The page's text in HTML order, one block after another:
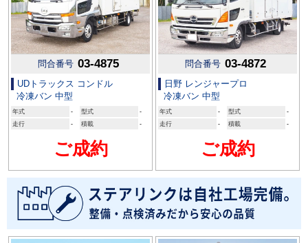
問合番号 03-4875
UDトラックス コンドル
冷凍バン 中型
年式 - 型式
-
走行
- 積載 -
ご成約
問合番号 03-4872
日野 レンジャープロ
冷凍バン 中型
年式 - 型式
-
走行
- 積載 -
ご成約